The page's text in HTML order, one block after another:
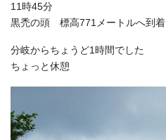
11時45分
黒禿の頭 標高771メートルへ到着
分岐からちょうど1時間でした
ちょっと休憩